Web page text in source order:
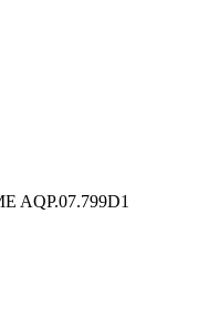
AQP.07.799D1